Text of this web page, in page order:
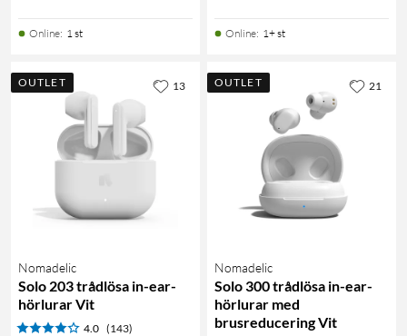
Online: 1 st Online: 1+ st
OUTLET
Nomadelic
Solo 203 trådlösa in-ear-
hörlurar Vit
4.0 (143)
13 OUTLET
Nomadelic
Solo 300 trådlösa in-ear-
hörlurar med
brusreducering Vit
21